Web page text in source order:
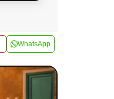
WhatsApp